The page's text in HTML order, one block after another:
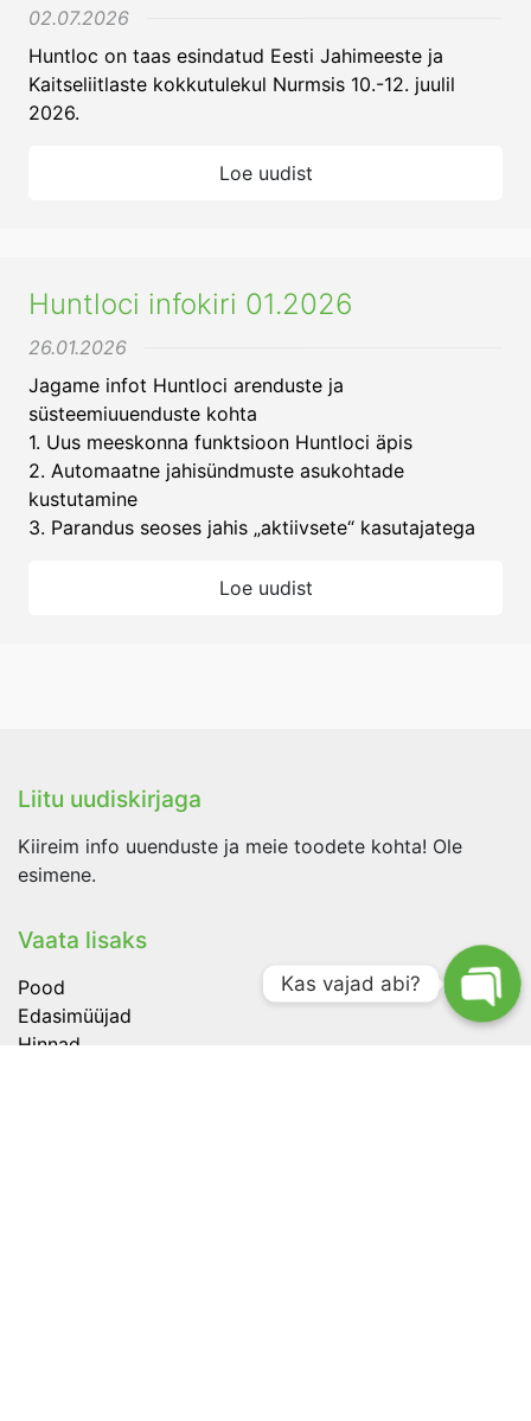
02.07.2026
Huntloc on taas esindatud Eesti Jahimeeste ja
Kaitseliitlaste kokkutulekul Nurmsis 10.-12. juulil
2026.
Loe uudist
Huntloci infokiri 01.2026
26.01.2026
Jagame infot Huntloci arenduste ja
süsteemiuuenduste kohta
1. Uus meeskonna funktsioon Huntloci äpis
2. Automaatne jahisündmuste asukohtade
kustutamine
3. Parandus seoses jahis „aktiivsete“ kasutajatega
Loe uudist
Liitu uudiskirjaga
Kiireim info uuenduste ja meie toodete kohta! Ole
esimene.
Vaata lisaks
Pood
Edasimüüjad
Hinnad
Kas vajad abi?